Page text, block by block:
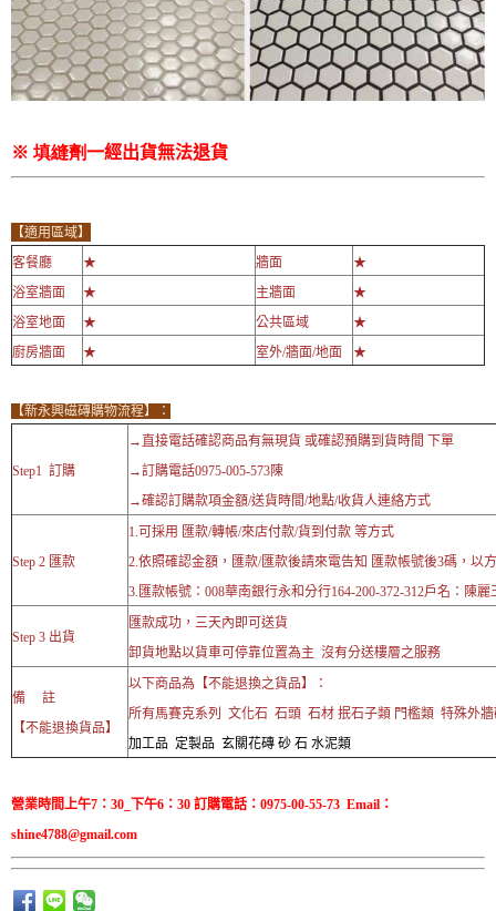
※ 填縫劑一經出貨無法退貨
【適用區域】
客餐廳
★ 牆面
★
浴室牆面
★ 主牆面
★
浴室地面
★ 公共區域
★
廚房牆面
★ 室外/牆面/地面 ★
【新永興磁磚購物流程】：
Step1 訂購
→直接電話確認商品有無現貨 或確認預購到貨時間 下單
→訂購電話0975-005-573陳
→確認訂購款項金額/送貨時間/地點/收貨人連絡方式
Step 2 匯款
1.可採用 匯款/轉帳/來店付款/貨到付款 等方式
2.依照確認金額，匯款/匯款後請來電告知 匯款帳號後3碼，以
3.匯款帳號：008華南銀行永和分行164-200-372-312戶名：陳麗
Step 3 出貨
匯款成功，三天內即可送貨
卸貨地點以貨車可停靠位置為主 沒有分送樓層之服務
備 註
【不能退換貨品】
以下商品為【不能退換之貨品】：
所有馬賽克系列 文化石 石頭 石材 抿石子類 門檻類 特殊外
加工品 定製品 玄關花磚 砂 石 水泥類
營業時間上午7：30_下午6：30 訂購電話：0975-00-55-73 Email：
shine4788@gmail.com